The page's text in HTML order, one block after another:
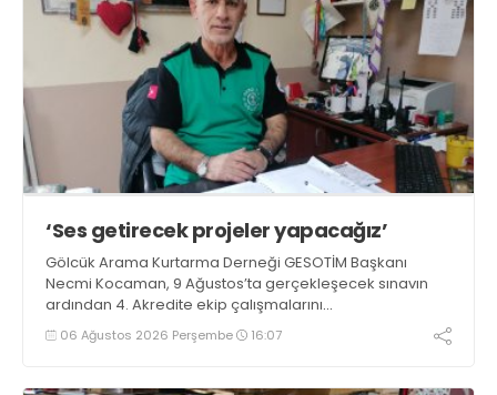
‘Ses getirecek projeler yapacağız’
Gölcük Arama Kurtarma Derneği GESOTİM Başkanı
Necmi Kocaman, 9 Ağustos’ta gerçekleşecek sınavın
ardından 4. Akredite ekip çalışmalarını
tamamlayacaklarını ifade ederek açıklamalarda
bulundu. Kocaman, “Gölcük’te ve Kocaeli genelinde ses
06 Ağustos 2026 Perşembe 16:07